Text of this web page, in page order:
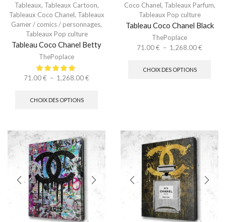
Tableaux, Tableaux Cartoon,
Tableaux Coco Chanel, Tableaux
Gamer / comics / personnages,
Tableaux Pop culture
Tableau Coco Chanel Betty
ThePoplace
71.00€ – 1,268.00€
CHOIX DES OPTIONS
Coco Chanel, Tableaux Parfum,
Tableaux Pop culture
Tableau Coco Chanel Black
ThePoplace
71.00€ – 1,268.00€
CHOIX DES OPTIONS